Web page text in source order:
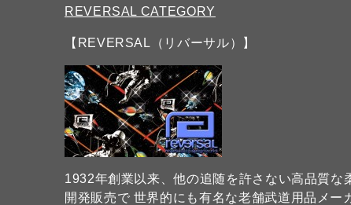
REVERSAL CATEGORY
【REVERSAL（リバーサル）】
1932年創業以来、他の追随を許さない高品質
開発販売で 世界的にも有名な老舗武道用品メ